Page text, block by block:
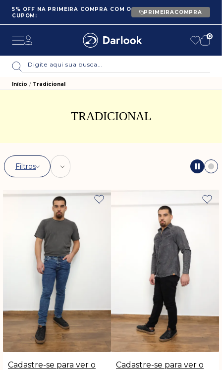
5% OFF NA PRIMEIRA COMPRA COM O
CUPOM:
PRIMEIRACOMPRA
0
Início Tradicional
TRADICIONAL
Filtros
Cadastre-se para ver o
Cadastre-se para ver o